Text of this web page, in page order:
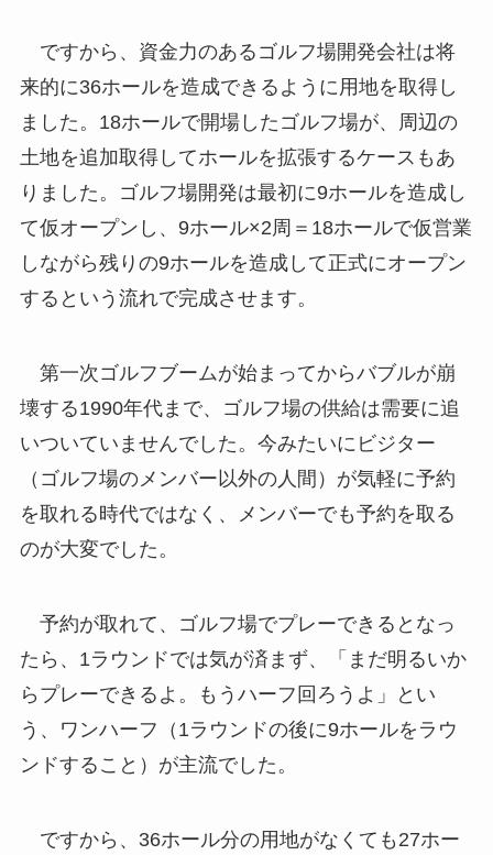
ですから、資金力のあるゴルフ場開発会社は将
来的に36ホールを造成できるように用地を取得し
ました。18ホールで開場したゴルフ場が、周辺の
土地を追加取得してホールを拡張するケースもあ
りました。ゴルフ場開発は最初に9ホールを造成し
て仮オープンし、9ホール×2周＝18ホールで仮営業
しながら残りの9ホールを造成して正式にオープン
するという流れで完成させます。
第一次ゴルフブームが始まってからバブルが崩
壊する1990年代まで、ゴルフ場の供給は需要に追
いついていませんでした。今みたいにビジター
（ゴルフ場のメンバー以外の人間）が気軽に予約
を取れる時代ではなく、メンバーでも予約を取る
のが大変でした。
予約が取れて、ゴルフ場でプレーできるとなっ
たら、1ラウンドでは気が済まず、「まだ明るいか
らプレーできるよ。もうハーフ回ろうよ」とい
う、ワンハーフ（1ラウンドの後に9ホールをラウ
ンドすること）が主流でした。
ですから、36ホール分の用地がなくても27ホー